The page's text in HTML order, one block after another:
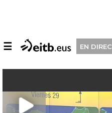
☰ EN